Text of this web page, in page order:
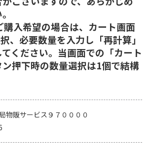
入希望の場合は、カート画面
、必要数量を入力し「再計算」
ください。当画面での「カート
押下時の数量選択は1個で結構
物販サービス９７００００